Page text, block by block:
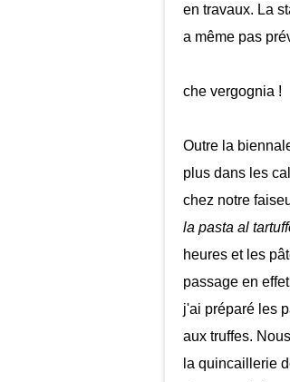
en travaux. La
a même pas
che vergognia !
Outre la
plus dans les
chez notre
la pasta al
heures et les
passage en
j'ai préparé les
aux truffes.
la quincaillerie